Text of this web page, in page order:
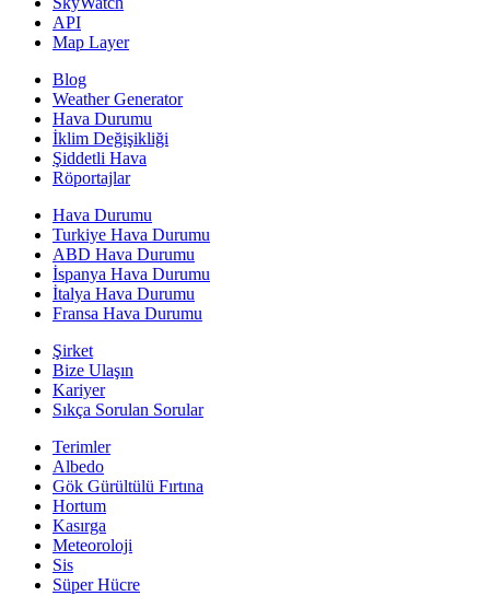
API
Map Layer
Blog
Weather Generator
Hava Durumu
İklim Değişikliği
Şiddetli Hava
Röportajlar
Hava Durumu
Turkiye Hava Durumu
ABD Hava Durumu
İspanya Hava Durumu
İtalya Hava Durumu
Fransa Hava Durumu
Şirket
Bize Ulaşın
Kariyer
Sıkça Sorulan Sorular
Terimler
Albedo
Gök Gürültülü Fırtına
Hortum
Kasırga
Meteoroloji
Sis
Süper Hücre